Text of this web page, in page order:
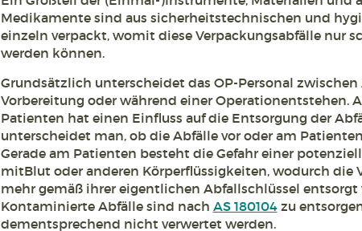
Medikamente sind aus sicherheitstechnischen und
einzeln verpackt, womit diese Verpackungsabfälle nur
werden können.
Grundsätzlich unterscheidet das OP-Personal
Vorbereitung oder während einer Operationentstehen.
Patienten hat einen Einfluss auf die Entsorgung der
unterscheidet man, ob die Abfälle vor oder am
Gerade am Patienten besteht die Gefahr einer
mitBlut oder anderen Körperflüssigkeiten, wodurch die
mehr gemäß ihrer eigentlichen Abfallschlüssel
Kontaminierte Abfälle sind nach AS 180104zu
dementsprechend nicht verwertet werden.